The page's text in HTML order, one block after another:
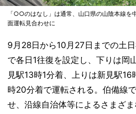
「○○のはなし」は通常、山口県の山陰本線を
面運転見合わせに
9月28日から10月27日までの土
で各日1往復を設定し、下りは岡
見駅13時1分着、上りは新見駅
時20分着で運転される。伯備線
せ、沿線自治体等によるさまざ